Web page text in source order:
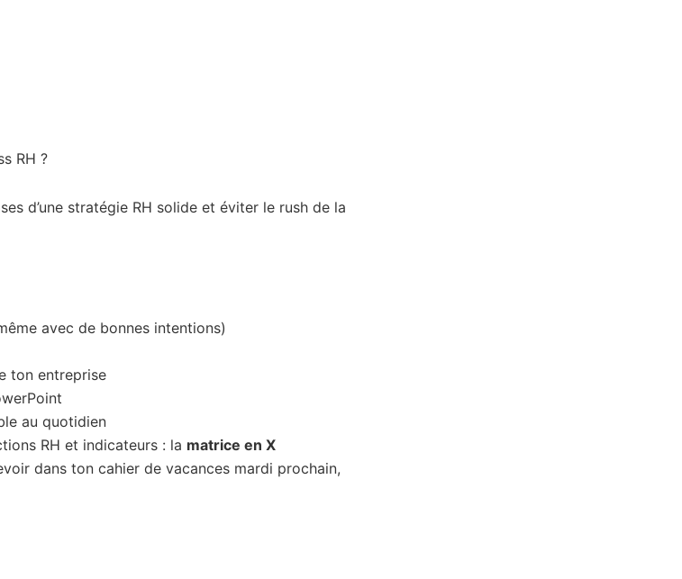
RH ?
d’une stratégie RH solide et éviter le rush de la
avec de bonnes intentions)
ton entreprise
au quotidien
RH et indicateurs : la matrice en X
dans ton cahier de vacances mardi prochain,